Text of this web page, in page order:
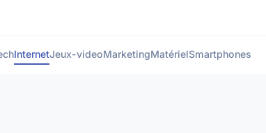
InternetJeux-videoMarketingMatérielSmartphones